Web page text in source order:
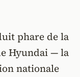
phare de la
Hyundai — la
nationale